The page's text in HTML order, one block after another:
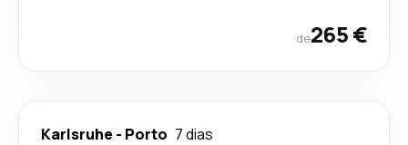
de265 €
Karlsruhe - Porto 7 dias